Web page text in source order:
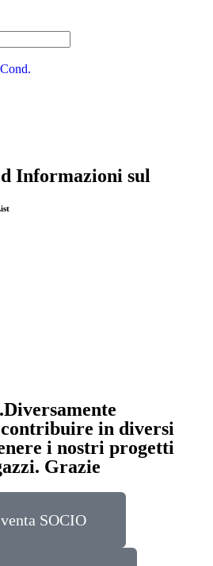
Informazioni sul
in diversi
i nostri progetti
Grazie
SOCIO